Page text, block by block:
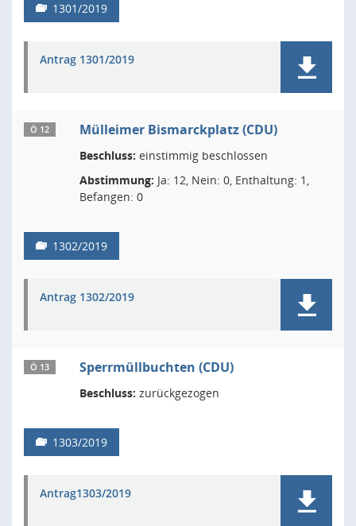
1301/2019
Antrag 1301/2019
Ö 12 Mülleimer Bismarckplatz (CDU)
Beschluss: einstimmig beschlossen
Abstimmung: Ja: 12, Nein: 0, Enthaltung: 1,
Befangen: 0
1302/2019
Antrag 1302/2019
Ö 13 Sperrmüllbuchten (CDU)
Beschluss: zurückgezogen
1303/2019
Antrag1303/2019